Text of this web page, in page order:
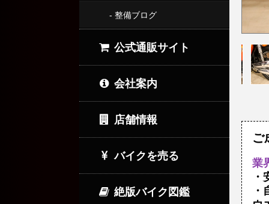
ご
業
・
・
- 整備ブログ
公式通販サイト
会社案内
店舗情報
バイクを売る
絶版バイク図鑑